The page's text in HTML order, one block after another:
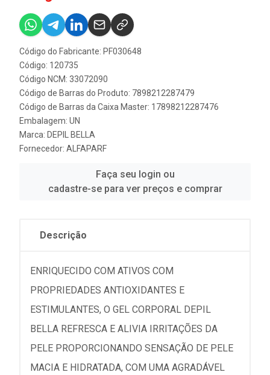
Código do Fabricante: PF030648
Código: 120735
Código NCM: 33072090
Código de Barras do Produto: 7898212287479
Código de Barras da Caixa Master: 17898212287476
Embalagem: UN
Marca: DEPIL BELLA
Fornecedor: ALFAPARF
Faça seu login ou
cadastre-se para ver preços e comprar
Descrição
ENRIQUECIDO COM ATIVOS COM
PROPRIEDADES ANTIOXIDANTES E
ESTIMULANTES, O GEL CORPORAL DEPIL
BELLA REFRESCA E ALIVIA IRRITAÇÕES DA
PELE PROPORCIONANDO SENSAÇÃO DE PELE
MACIA E HIDRATADA, COM UMA AGRADÁVEL